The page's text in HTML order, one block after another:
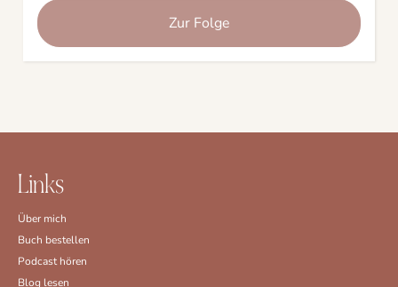
Zur Folge
Links
Über mich
Buch bestellen
Podcast hören
Blog lesen